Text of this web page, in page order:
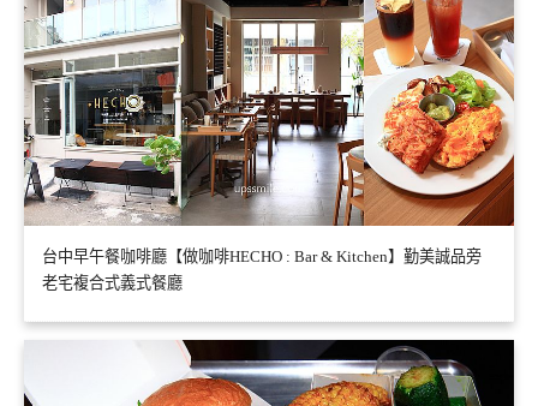
台中早午餐咖啡廳【做咖啡HECHO : Bar & Kitchen】勤美誠品旁
老宅複合式義式餐廳